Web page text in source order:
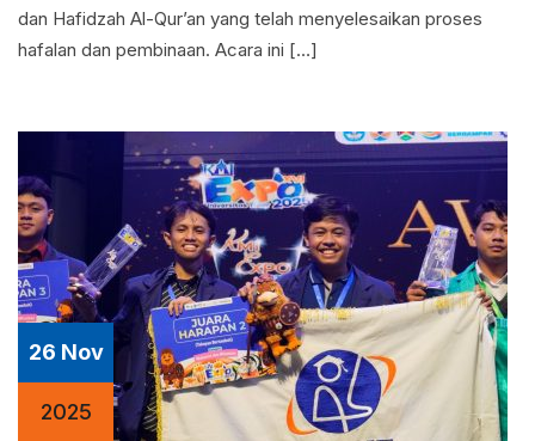
dan Hafidzah Al-Qur’an yang telah menyelesaikan proses
hafalan dan pembinaan. Acara ini […]
26 Nov
2025